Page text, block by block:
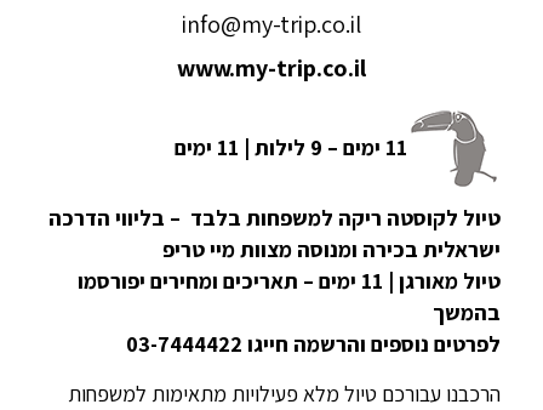
info@my-trip.co.il
www.my-trip.co.il
11 ימים – 9 לילות | 11 ימים
טיול לקוסטה ריקה למשפחות בלבד – בליווי הדרכה
ישראלית בכירה ומנוסה מצוות מיי טריפ
טיול מאורגן | 11 ימים – תאריכים ומחירים יפורסמו
בהמשך
לפרטים נוספים והרשמה חייגו 03-7444422
הרכבנו עבורכם טיול מלא פעילויות מתאימות למשפחות